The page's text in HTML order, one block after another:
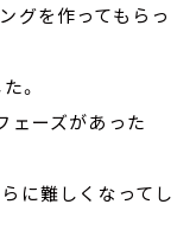
グを作ってもらっ
。
ェーズがあった
に難しくなってし